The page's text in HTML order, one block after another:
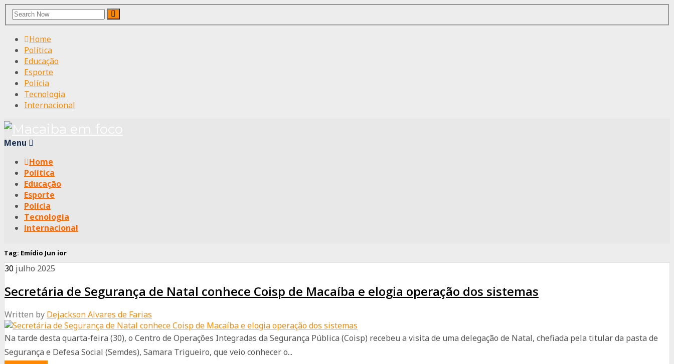
Search
for:
Search
Home
Política
Educação
Esporte
Polícia
Tecnologia
Internacional
Menu
Home
Política
Educação
Esporte
Polícia
Tecnologia
Internacional
Tag: Emídio Jun ior
30 julho 2025
Secretária de Segurança de Natal conhece Coisp de Macaíba e elogia operação dos sistemas
Written by Dejackson Alvares de Farias
Na tarde desta quarta-feira (30), o Centro de Operações Integradas da Segurança Pública (Coisp) recebeu a visita de uma delegação de Natal, chefiada pela titular da pasta de
Segurança e Defesa Social (Semdes), Samara Trigueiro, que veio conhecer o...